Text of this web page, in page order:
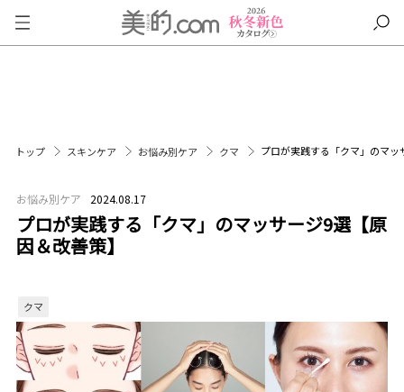
トップ スキンケア お悩み別ケア クマ プロが実践する「クマ」のマ
お悩み別ケア 2024.08.17
プロが実践する「クマ」のマッサージ9選【原
因＆改善策】
クマ